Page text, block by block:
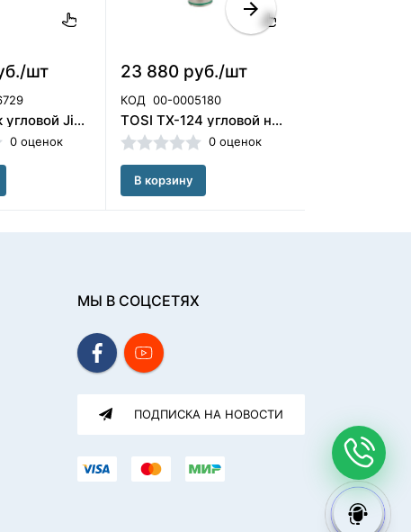
шт
Наконечник угловой Jinme повышающий CA 1:5 classic/1:5 classic L, Jinme
0 оценок
23 880 руб./шт
КОД 00-0005180
TOSI ТХ-124 угловой наконечник имплантологический с фиброоптикой, 20:1 Tosi Foshan
0 оценок
В корзину
МЫ В СОЦСЕТЯХ
ПОДПИСКА НА НОВОСТИ